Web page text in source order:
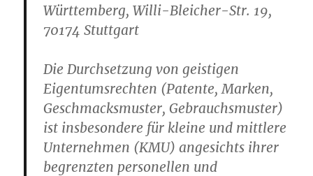
Württemberg, Willi-Bleicher-Str. 19,
70174 Stuttgart
Die Durchsetzung von geistigen
Eigentumsrechten (Patente, Marken,
Geschmacksmuster, Gebrauchsmuster)
ist insbesondere für kleine und mittlere
Unternehmen (KMU) angesichts ihrer
begrenzten personellen und